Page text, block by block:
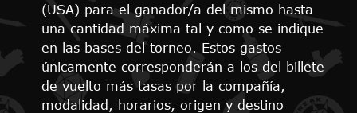
(USA) para el ganador/a del mismo hasta
una cantidad máxima tal y como se indique
en las bases del torneo. Estos gastos
únicamente corresponderán a los del billete
de vuelto más tasas por la compañía,
modalidad, horarios, origen y destino